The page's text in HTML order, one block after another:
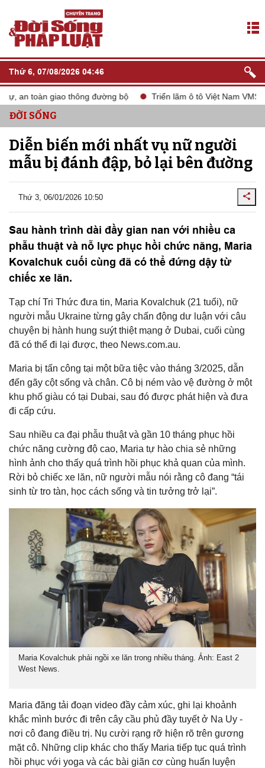
Thứ 6, 07/08/2026 04:46
an toàn giao thông đường bộ Triển lãm ô tô Việt Nam VMS
ĐỜI SỐNG
Diễn biến mới nhất vụ nữ người
mẫu bị đánh đập, bỏ lại bên đường
Thứ 3, 06/01/2026 10:50
Sau hành trình dài đầy gian nan với nhiều ca
phẫu thuật và nỗ lực phục hồi chức năng, Maria
Kovalchuk cuối cùng đã có thể đứng dậy từ
chiếc xe lăn.
Tạp chí Tri Thức đưa tin, Maria Kovalchuk (21 tuổi), nữ
người mẫu Ukraine từng gây chấn động dư luận với câu
chuyện bị hành hung suýt thiệt mạng ở Dubai, cuối cùng
đã có thể đi lại được, theo News.com.au.
Maria bị tấn công tại một bữa tiệc vào tháng 3/2025, dẫn
đến gãy cột sống và chân. Cô bị ném vào vệ đường ở một
khu phố giàu có tại Dubai, sau đó được phát hiện và đưa
đi cấp cứu.
Sau nhiều ca đại phẫu thuật và gần 10 tháng phục hồi
chức năng cường độ cao, Maria tự hào chia sẻ những
hình ảnh cho thấy quá trình hồi phục khả quan của mình.
Rời bỏ chiếc xe lăn, nữ người mẫu nói rằng cô đang “tái
sinh từ tro tàn, học cách sống và tin tưởng trở lại”.
Maria Kovalchuk phải ngồi xe lăn trong nhiều tháng. Ảnh: East 2
West News.
Maria đăng tải đoạn video đầy cảm xúc, ghi lại khoảnh
khắc mình bước đi trên cây cầu phủ đầy tuyết ở Na Uy -
nơi cô đang điều trị. Nụ cười rạng rỡ hiện rõ trên gương
mặt cô. Những clip khác cho thấy Maria tiếp tục quá trình
hồi phục với yoga và các bài giãn cơ cùng huấn luyện